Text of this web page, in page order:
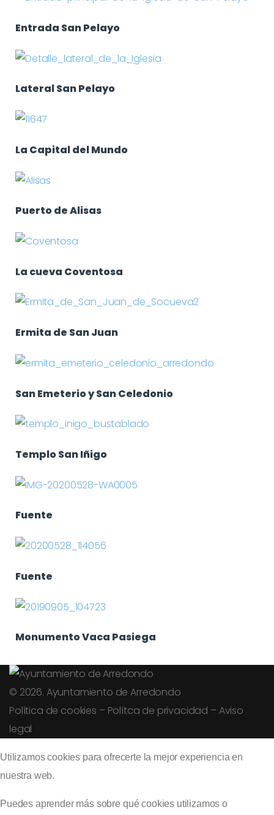
Entrada San Pelayo
Lateral San Pelayo
La Capital del Mundo
Puerto de Alisas
La cueva Coventosa
Ermita de San Juan
San Emeterio y San Celedonio
Templo San Iñigo
Fuente
Fuente
Monumento Vaca Pasiega
© 2026. Ayuntamiento de Arredondo
Política de cookies – Polítca de privacidad –Aviso
legal
Utilizamos cookies para ofrecerte la mejor experiencia en
nuestra web.
Puedes aprender más sobre qué cookies utilizamos o